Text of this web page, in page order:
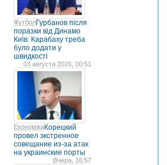
ФутболГурбанов після
поразки від Динамо
Київ: Карабаху треба
було додати у
швидкості
03 августа 2026, 00:51
ЕкономікаКорецкий
провел экстренное
совещание из-за атак
на украинские порты
Вчера, 16:57